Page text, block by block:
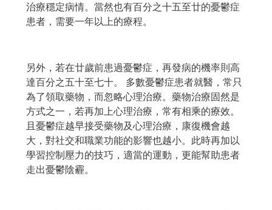
治療穩定病情。當然也有百分之十五至廿的憂鬱症
患者，需要一年以上的療程。
另外，若在廿歲前患過憂鬱症，再發病的機率則高
達百分之五十至七十。 多數憂鬱症患者就醫，常只
為了領取藥物，而忽略心理治療。藥物治療固然是
方式之一，若再加上心理治療，常有相乘的療效。
且憂鬱症越早接受藥物及心理治療，康復機會越
大，對社交和職業功能的影響也越小。此時再加以
學習控制壓力的技巧，適當的運動，更能幫助患者
走出憂鬱陰霾。